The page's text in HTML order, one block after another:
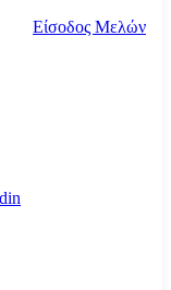
Είσοδος Μελών